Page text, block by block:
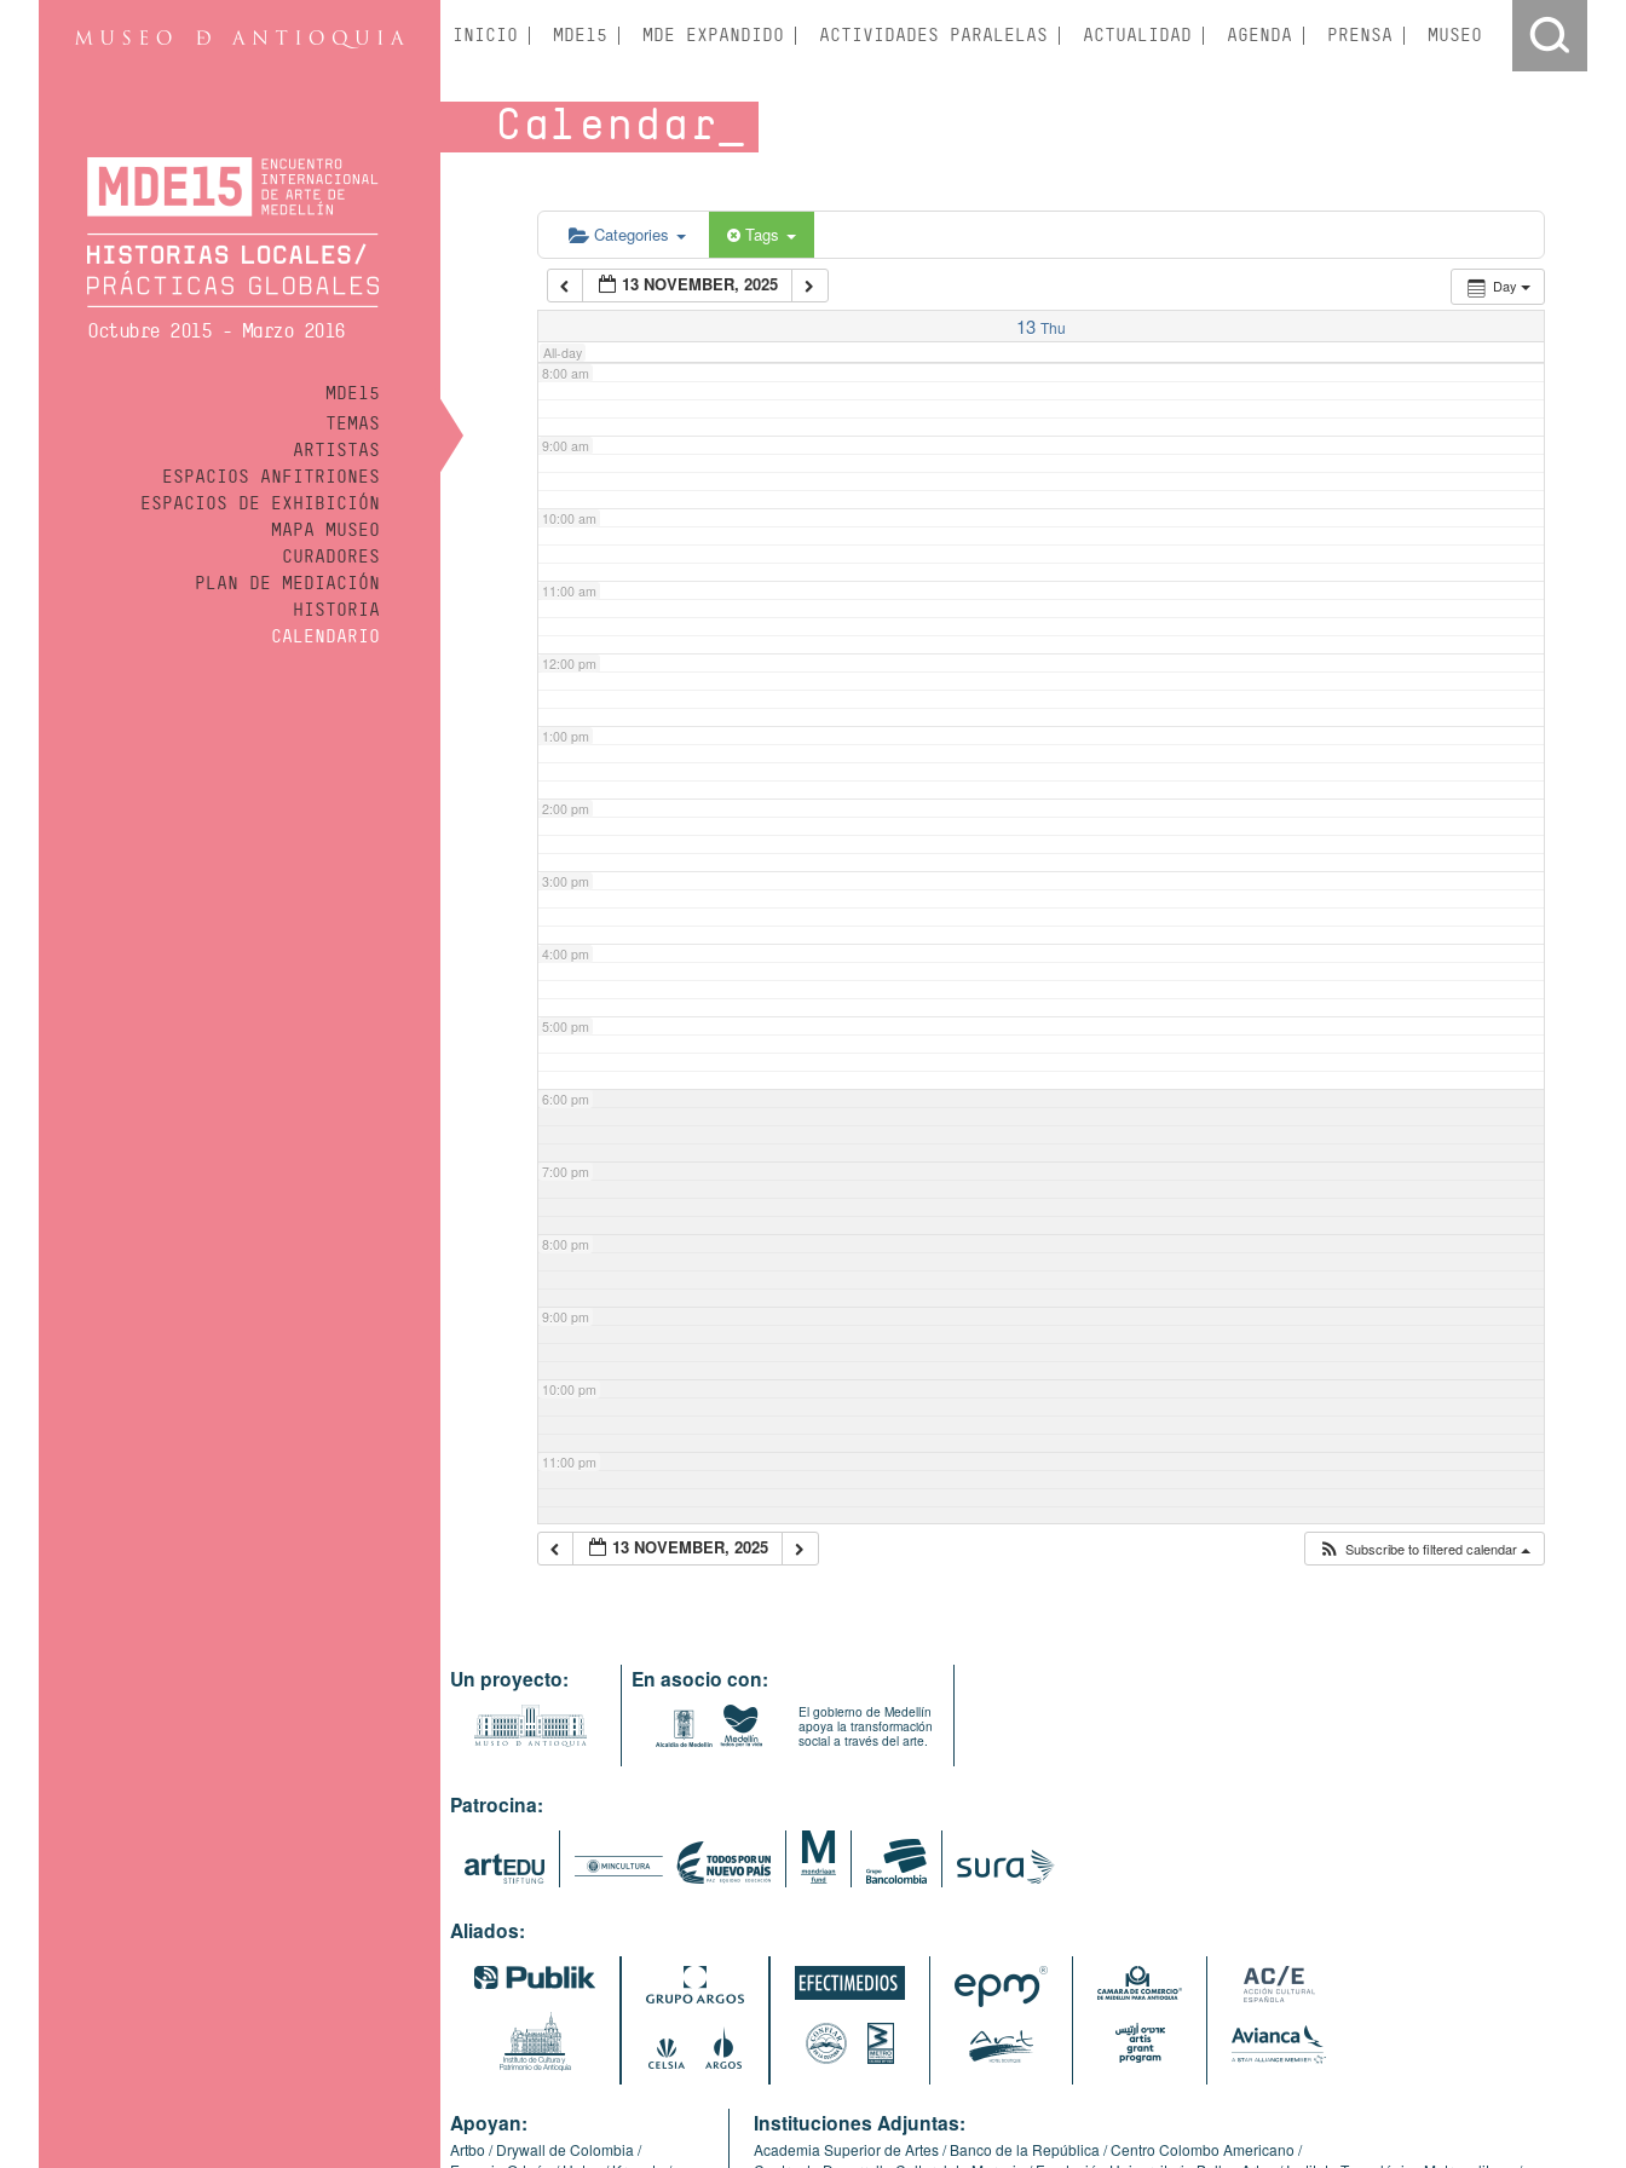
Octubre 2015 - Marzo 2016
MDE15
TEMAS
ARTISTAS
ESPACIOS ANFITRIONES
ESPACIOS DE EXHIBICIÓN
MAPA MUSEO
CURADORES
PLAN DE MEDIACIÓN
HISTORIA
CALENDARIO
INICIO MDE15 MDE EXPANDIDO ACTIVIDADES PARALELAS ACTUALIDAD AGENDA PRENSA MUSEO
Calendar
Categories Tags
Day
13 NOVEMBER, 2025
13 Thu
All-day
5:00 am
6:00 am
7:00 am
8:00 am
9:00 am
10:00 am
11:00 am
12:00 pm
1:00 pm
2:00 pm
3:00 pm
4:00 pm
5:00 pm
6:00 pm
7:00 pm
8:00 pm
9:00 pm
10:00 pm
11:00 pm
13 NOVEMBER, 2025 Subscribe to filtered calendar
Un proyecto: En asocio con:
El gobierno de Medellín
apoya la transformación
social a través del arte.
Patrocina:
Aliados:
Apoyan:
Artbo
Drywall de Colombia
Instituciones Adjuntas:
Academia Superior de Artes Banco de la República Centro Colombo Americano